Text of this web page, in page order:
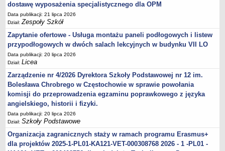
dostawę wyposażenia specjalistycznego dla OPM
Data publikacji: 21 lipca 2026
Dział:Zespoły Szkół
Zapytanie ofertowe - Usługa montażu paneli podłogowych i listew
przypodłogowych w dwóch salach lekcyjnych w budynku VII LO
Data publikacji: 20 lipca 2026
Dział:Licea
Zarządzenie nr 4/2026 Dyrektora Szkoły Podstawowej nr 12 im.
Bolesława Chrobrego w Częstochowie w sprawie powołania
komisji do przeprowadzenia egzaminu poprawkowego z języka
angielskiego, historii i fizyki.
Data publikacji: 20 lipca 2026
Dział:Szkoły Podstawowe
Organizacja zagranicznych staży w ramach programu Erasmus+
dla projektów 2025-1-PL01-KA121-VET-000308768 2026 - 1 -PL01 -